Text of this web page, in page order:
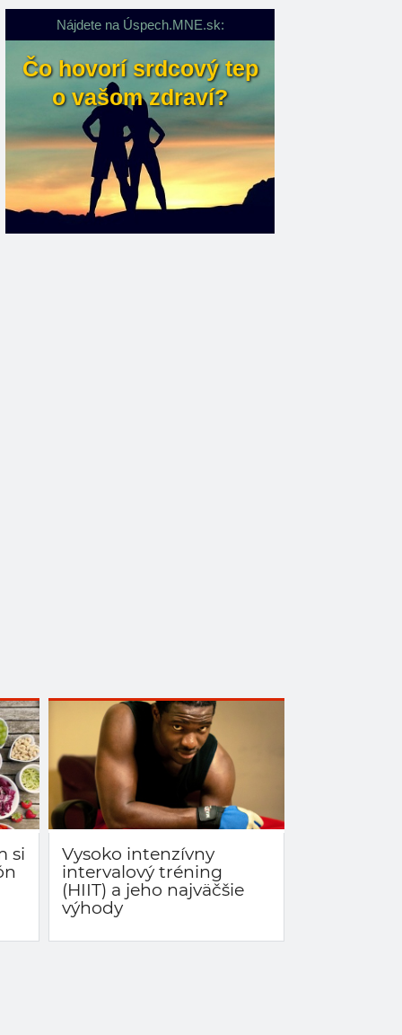
si
Vysoko intenzívny
intervalový tréning
(HIIT) a jeho najväčšie
výhody